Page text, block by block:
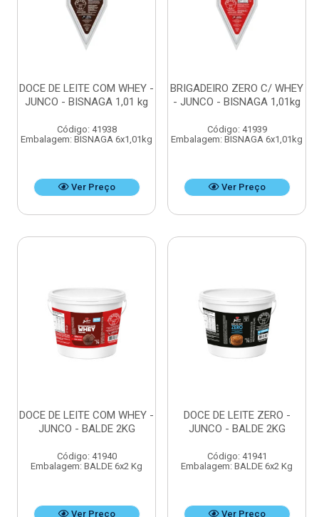
DOCE DE LEITE COM WHEY -
JUNCO - BISNAGA 1,01 kg
Código: 41938
Embalagem: BISNAGA 6x1,01kg
Ver Preço
BRIGADEIRO ZERO C/ WHEY
- JUNCO - BISNAGA 1,01kg
Código: 41939
Embalagem: BISNAGA 6x1,01kg
Ver Preço
DOCE DE LEITE COM WHEY -
JUNCO - BALDE 2KG
Código: 41940
Embalagem: BALDE 6x2 Kg
Ver Preço
DOCE DE LEITE ZERO -
JUNCO - BALDE 2KG
Código: 41941
Embalagem: BALDE 6x2 Kg
Ver Preço